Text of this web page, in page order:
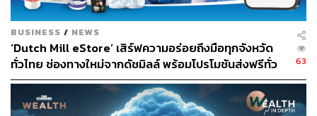
45,477.87 เมกะวัตต์ต่อปี ถึงแม้กำลังการผลิตจะมีการเติบโต
ตามความต้องการพลังงานไฟฟ้า แต่ในกำลังการผลิตดัง
กล่าวมีอัตราไฟฟ้าหรือเชื้อเพลิงผลิตไฟฟ้าที่ต้องนำเข้าถึง
12.58%
BUSINESS / NEWS
‘Dutch Mill eStore’ เสิร์ฟความอร่อยถึงมือทุกจังหวัด
ทั่วไทย ช่องทางใหม่จากดัชมิลล์ พร้อมโปรโมชันส่งฟรีทั่ว
ประเทศ ส่งไว สั่งก่อนเที่ยง ได้ของวันถัดไป ส่งสินค้าแบบ
เย็นตรงจากโรงงาน [ADVERTORIAL]
63